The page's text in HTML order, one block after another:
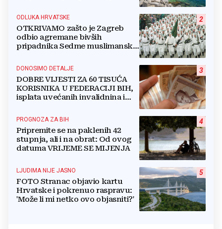
2
ODLUKA HRVATSKE
OTKRIVAMO zašto je Zagreb
odbio agremane bivših
pripadnika Sedme muslimanske
3
DONOSIMO DETALJE
DOBRE VIJESTI ZA 60 TISUĆA
KORISNIKA U FEDERACIJI BIH,
isplata uvećanih invalidnina i
4
PROGNOZA ZA BIH
Pripremite se na paklenih 42
stupnja, ali i na obrat: Od ovog
datuma VRIJEME SE MIJENJA
5
LJUDIMA NIJE JASNO
FOTO Stranac objavio kartu
Hrvatske i pokrenuo raspravu:
'Može li mi netko ovo objasniti?'